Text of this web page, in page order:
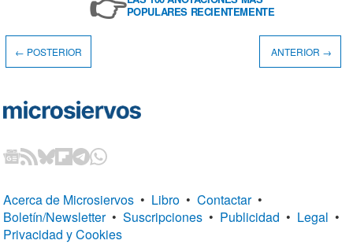
POPULARES RECIENTEMENTE
← POSTERIOR ANTERIOR →
Acerca de Microsiervos • Libro • Contactar •
Boletín/Newsletter • Suscripciones • Publicidad • Legal •
Privacidad y Cookies